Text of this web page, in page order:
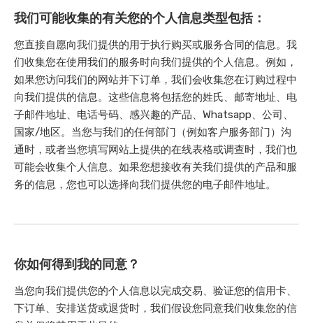
我们可能收集的有关您的个人信息类型包括：
您直接自愿向我们提供的用于执行购买或服务合同的信息。我
们收集您在使用我们的服务时向我们提供的个人信息。例如，
如果您访问我们的网站并下订单，我们会收集您在订购过程中
向我们提供的信息。这些信息将包括您的姓氏、邮寄地址、电
子邮件地址、电话号码、感兴趣的产品、Whatsapp、公司、
国家/地区。当您与我们的任何部门（例如客户服务部门）沟
通时，或者当您填写网站上提供的在线表格或调查时，我们也
可能会收集个人信息。如果您想接收有关我们提供的产品和服
务的信息，您也可以选择向我们提供您的电子邮件地址。
你如何得到我的同意？
当您向我们提供您的个人信息以完成交易、验证您的信用卡、
下订单、安排送货或退货时，我们假设您同意我们收集您的信